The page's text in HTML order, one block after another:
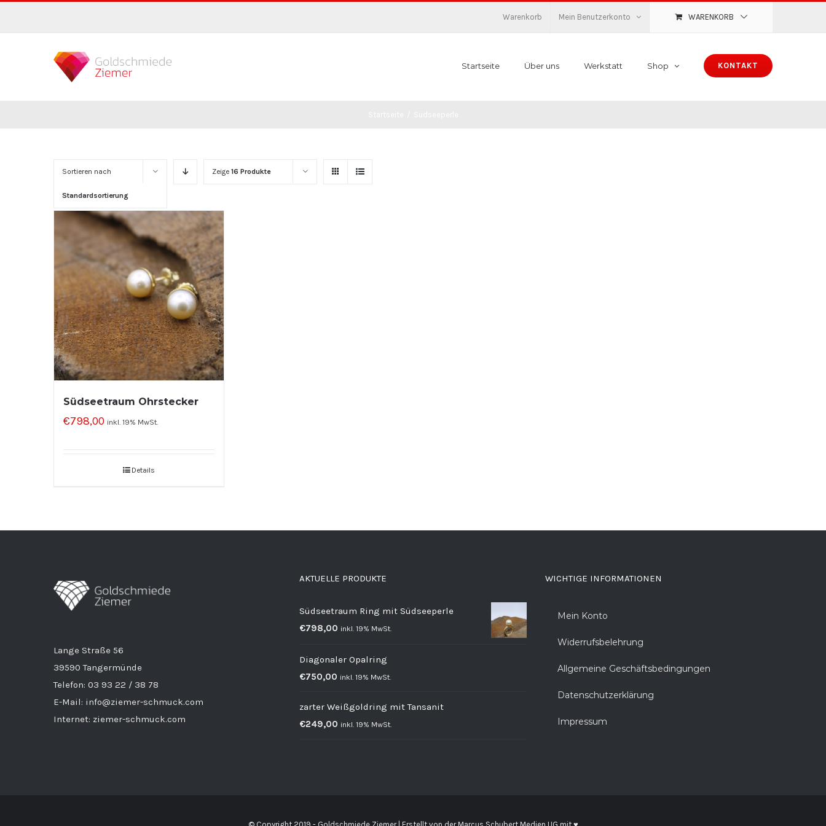
Warenkorb Mein Benutzerkonto WARENKORB
Startseite Über uns Werkstatt Shop KONTAKT
Sortieren nach
Standardsortierung
Zeige 16 Produkte
Südseetraum Ohrstecker
€798,00 inkl. 19% MwSt.
Details
Lange Straße 56
39590 Tangermünde
Telefon: 03 93 22 / 38 78
E-Mail: info@ziemer-schmuck.com
Internet: ziemer-schmuck.com
AKTUELLE PRODUKTE
Südseetraum Ring mit Südseeperle
€798,00 inkl. 19% MwSt.
Diagonaler Opalring
€750,00 inkl. 19% MwSt.
zarter Weißgoldring mit Tansanit
€249,00 inkl. 19% MwSt.
WICHTIGE INFORMATIONEN
Mein Konto
Widerrufsbelehrung
Allgemeine Geschäftsbedingungen
Datenschutzerklärung
Impressum